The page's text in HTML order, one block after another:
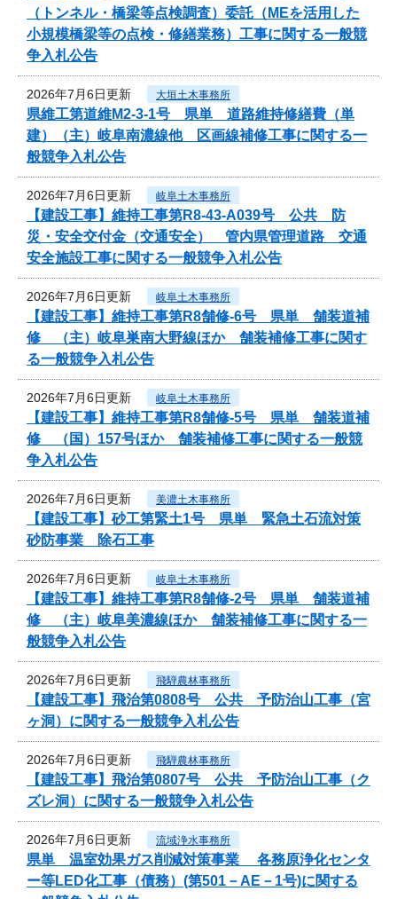
（トンネル・橋梁等点検調査）委託（MEを活用した
小規模橋梁等の点検・修繕業務）工事に関する一般競
争入札公告
2026年7月6日更新 大垣土木事務所
県維工第道維M2-3-1号 県単 道路維持修繕費（単
建）（主）岐阜南濃線他 区画線補修工事に関する一
般競争入札公告
2026年7月6日更新 岐阜土木事務所
【建設工事】維持工事第R8-43-A039号 公共 防
災・安全交付金（交通安全） 管内県管理道路 交通
安全施設工事に関する一般競争入札公告
2026年7月6日更新 岐阜土木事務所
【建設工事】維持工事第R8舗修-6号 県単 舗装道補
修 （主）岐阜巣南大野線ほか 舗装補修工事に関す
る一般競争入札公告
2026年7月6日更新 岐阜土木事務所
【建設工事】維持工事第R8舗修-5号 県単 舗装道補
修 （国）157号ほか 舗装補修工事に関する一般競
争入札公告
2026年7月6日更新 美濃土木事務所
【建設工事】砂工第緊土1号 県単 緊急土石流対策
砂防事業 除石工事
2026年7月6日更新 岐阜土木事務所
【建設工事】維持工事第R8舗修-2号 県単 舗装道補
修 （主）岐阜美濃線ほか 舗装補修工事に関する一
般競争入札公告
2026年7月6日更新 飛騨農林事務所
【建設工事】飛治第0808号 公共 予防治山工事（宮
ヶ洞）に関する一般競争入札公告
2026年7月6日更新 飛騨農林事務所
【建設工事】飛治第0807号 公共 予防治山工事（ク
ズレ洞）に関する一般競争入札公告
2026年7月6日更新 流域浄水事務所
県単 温室効果ガス削減対策事業 各務原浄化センタ
ー等LED化工事（債務）(第501－AE－1号)に関する